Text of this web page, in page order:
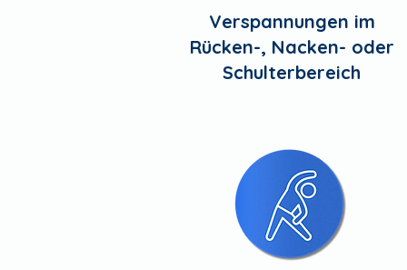
Verspannungen im
Rücken-, Nacken- oder
Schulterbereich